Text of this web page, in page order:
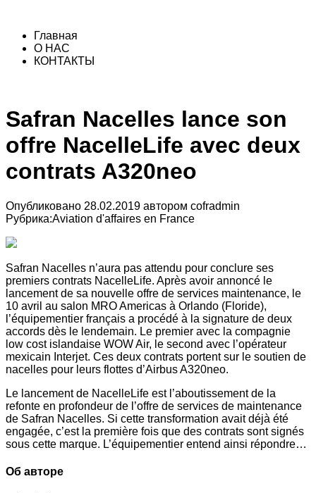
Главная
О НАС
КОНТАКТЫ
Safran Nacelles lance son
offre NacelleLife avec deux
contrats A320neo
Опубликовано 28.02.2019 автором cofradmin
Рубрика:Aviation d'affaires en France
Safran Nacelles n’aura pas attendu pour conclure ses
premiers contrats NacelleLife. Après avoir annoncé le
lancement de sa nouvelle offre de services maintenance, le
10 avril au salon MRO Americas à Orlando (Floride),
l’équipementier français a procédé à la signature de deux
accords dès le lendemain. Le premier avec la compagnie
low cost islandaise WOW Air, le second avec l’opérateur
mexicain Interjet. Ces deux contrats portent sur le soutien de
nacelles pour leurs flottes d’Airbus A320neo.
Le lancement de NacelleLife est l’aboutissement de la
refonte en profondeur de l’offre de services de maintenance
de Safran Nacelles. Si cette transformation avait déjà été
engagée, c’est la première fois que des contrats sont signés
sous cette marque. L’équipementier entend ainsi répondre…
Об авторе